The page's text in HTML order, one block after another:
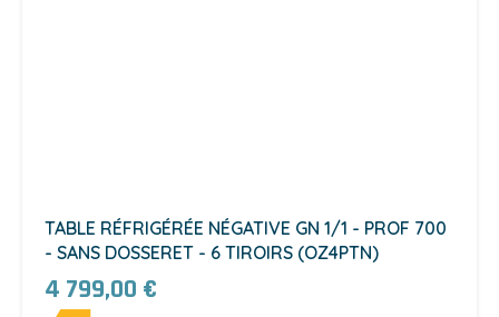
TABLE RÉFRIGÉRÉE NÉGATIVE GN 1/1 - PROF 700
- SANS DOSSERET - 6 TIROIRS (OZ4PTN)
4 799,00 €